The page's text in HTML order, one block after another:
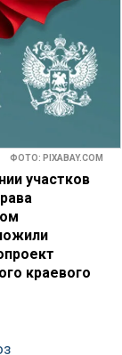
ФОТО: PIXABAY.COM
участков
краевого